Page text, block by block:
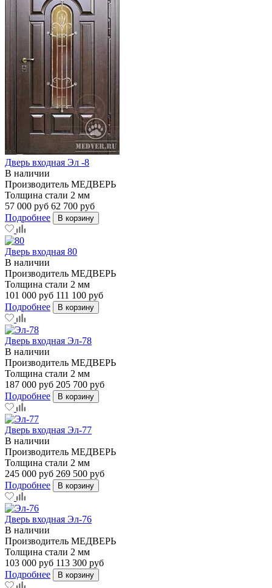
Дверь входная Эл -8
В наличии
Производитель МЕДВЕРЬ
Толщина стали 2 мм
57 000 руб 62 700 руб
Подробнее
В корзину
Дверь входная 80
В наличии
Производитель МЕДВЕРЬ
Толщина стали 2 мм
101 000 руб 111 100 руб
Подробнее
В корзину
Дверь входная Эл-78
В наличии
Производитель МЕДВЕРЬ
Толщина стали 2 мм
187 000 руб 205 700 руб
Подробнее
В корзину
Дверь входная Эл-77
В наличии
Производитель МЕДВЕРЬ
Толщина стали 2 мм
245 000 руб 269 500 руб
Подробнее
В корзину
Дверь входная Эл-76
В наличии
Производитель МЕДВЕРЬ
Толщина стали 2 мм
103 000 руб 113 300 руб
Подробнее
В корзину